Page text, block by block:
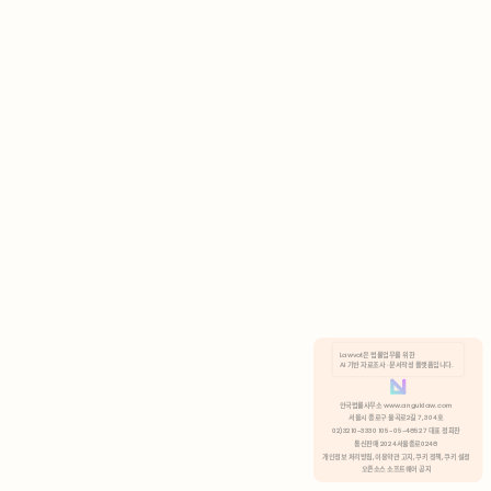
분석 쿠키 허용
Lawvot은 법률업무를 위한
AI 기반 자료조사 · 문서작성 플랫폼입니다.
안국법률사무소 www.anguklaw.com
서울시 종로구 율곡로2길 7, 304호
02)3210-3330 105-05-48527 대표 정희찬
통신판매 2024서울종로0248
개인정보 처리방침, 이용약관 고지, 쿠키 정책, 쿠키 설정
오픈소스 소프트웨어 공지